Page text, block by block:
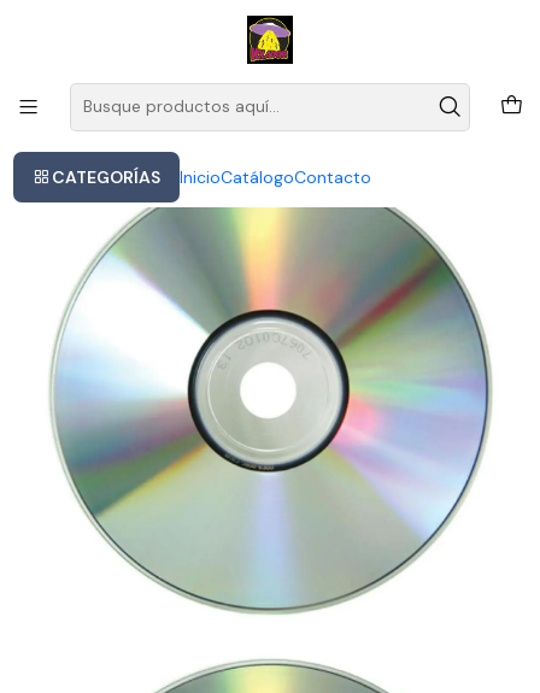
CATEGORÍAS InicioCatálogoContacto
Este es el texto del slide